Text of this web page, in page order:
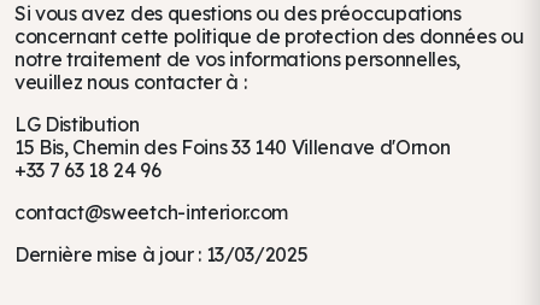
Si vous avez des questions ou des préoccupations
concernant cette politique de protection des données ou
notre traitement de vos informations personnelles,
veuillez nous contacter à :
LG Distibution
15 Bis, Chemin des Foins 33 140 Villenave d'Ornon
+33 7 63 18 24 96
contact@sweetch-interior.com
Dernière mise à jour : 13/03/2025